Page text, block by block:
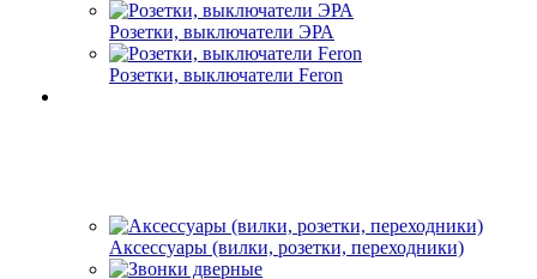
Розетки, выключатели ЭРА
Розетки, выключатели Feron
Аксессуары (вилки, розетки, переходники)